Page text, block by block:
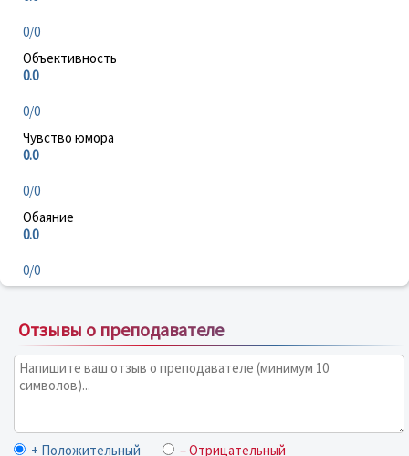
0/0
Объективность
0.0
0/0
Чувство юмора
0.0
0/0
Обаяние
0.0
0/0
Отзывы о преподавателе
+ Положительный – Отрицательный